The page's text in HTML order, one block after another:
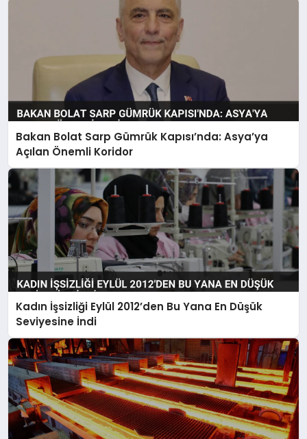
Bakan Bolat Sarp Gümrük Kapısı’nda: Asya’ya
Açılan Önemli Koridor
Kadın İşsizliği Eylül 2012’den Bu Yana En Düşük
Seviyesine İndi